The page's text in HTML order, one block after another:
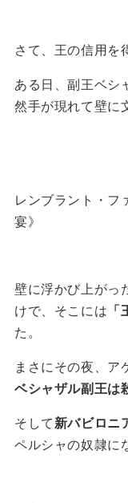
さて、王の信用を
ある日、副王ベシ
然手が現れて壁に
レンブラント・フ
宴》
壁に浮かび上がっ
けで、そこには
た。
まさにその夜、ア
ベシャザル副王は
そして 新バビロニ
ペルシャの奴隷に